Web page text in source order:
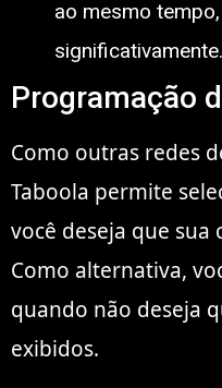
ao mesmo
significativamente.
Programação
Como outras redes
Taboola permite
você deseja que sua
Como alternativa,
quando não deseja
exibidos.